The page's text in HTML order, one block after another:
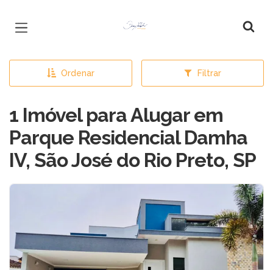
Página inicial
Ordenar Filtrar
1 Imóvel para Alugar em
Parque Residencial Damha
IV, São José do Rio Preto, SP